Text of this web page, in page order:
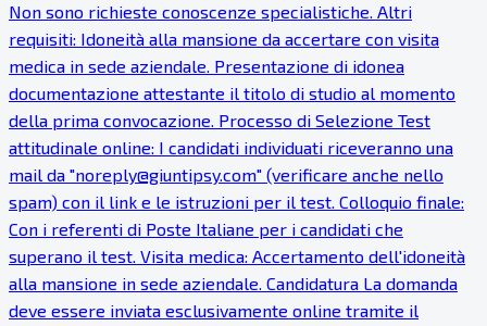
Non sono richieste conoscenze specialistiche. Altri
requisiti: Idoneità alla mansione da accertare con visita
medica in sede aziendale. Presentazione di idonea
documentazione attestante il titolo di studio al momento
della prima convocazione. Processo di Selezione Test
attitudinale online: I candidati individuati riceveranno una
mail da "noreply@giuntipsy.com" (verificare anche nello
spam) con il link e le istruzioni per il test. Colloquio finale:
Con i referenti di Poste Italiane per i candidati che
superano il test. Visita medica: Accertamento dell'idoneità
alla mansione in sede aziendale. Candidatura La domanda
deve essere inviata esclusivamente online tramite il